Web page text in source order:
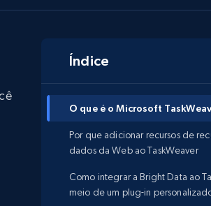
Índice
O que é o Microsoft
Por que adicionar recursos de
dados da Web ao TaskWeaver
Como integrar a Bright Data ao
meio de um plug-in